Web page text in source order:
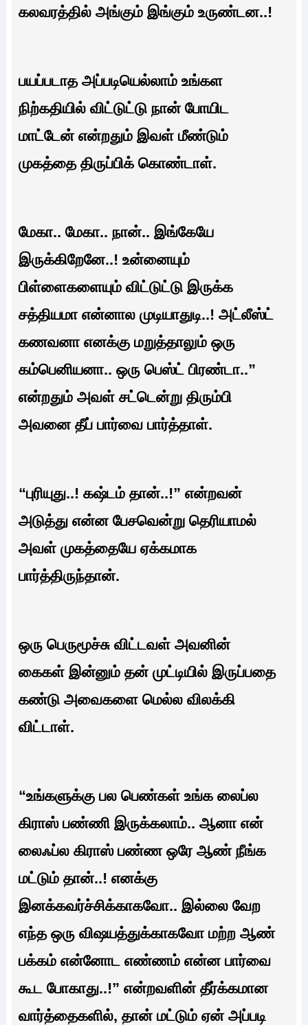
கலவரத்தில் அங்கும் இங்கும் உருண்டன..!
பயப்படாத அப்படியெல்லாம் உங்கள
நிற்கதியில் விட்டுட்டு நான் போயிட
மாட்டேன் என்றதும் இவள் மீண்டும்
முகத்தை திருப்பிக் கொண்டாள்.
மேகா.. மேகா.. நான்.. இங்கேயே
இருக்கிறேனே..! உன்னையும்
பிள்ளைகளையும் விட்டுட்டு இருக்க
சத்தியமா என்னால முடியாதுடி..! அட்லீஸ்ட்
கணவனா எனக்கு மறுத்தாலும் ஒரு
கம்பெனியனா.. ஒரு பெஸ்ட் பிரண்டா..”
என்றதும் அவள் சட்டென்று திரும்பி
அவனை தீப் பார்வை பார்த்தாள்.
“புரியுது..! கஷ்டம் தான்..!” என்றவன்
அடுத்து என்ன பேசவென்று தெரியாமல்
அவள் முகத்தையே ஏக்கமாக
பார்த்திருந்தான்.
ஒரு பெருமூச்சு விட்டவள் அவனின்
கைகள் இன்னும் தன் முட்டியில் இருப்பதை
கண்டு அவைகளை மெல்ல விலக்கி
விட்டாள்.
“உங்களுக்கு பல பெண்கள் உங்க லைப்ல
கிராஸ் பண்ணி இருக்கலாம்.. ஆனா என்
லைஃப்ல கிராஸ் பண்ண ஒரே ஆண் நீங்க
மட்டும் தான்..! எனக்கு
இனக்கவர்ச்சிக்காகவோ.. இல்லை வேற
எந்த ஒரு விஷயத்துக்காகவோ மற்ற ஆண்
பக்கம் என்னோட எண்ணம் என்ன பார்வை
கூட போகாது..!” என்றவளின் தீர்க்கமான
வார்த்தைகளில், தான் மட்டும் ஏன் அப்படி